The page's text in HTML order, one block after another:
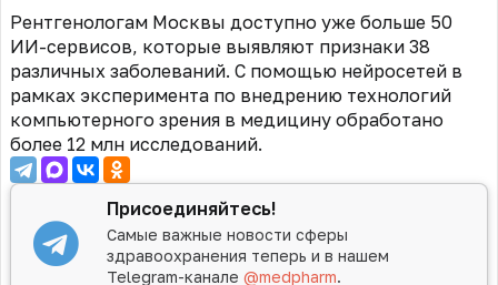
Рентгенологам Москвы доступно уже больше 50
ИИ-сервисов, которые выявляют признаки 38
различных заболеваний. С помощью нейросетей в
рамках эксперимента по внедрению технологий
компьютерного зрения в медицину обработано
более 12 млн исследований.
Присоединяйтесь!
Самые важные новости сферы
здравоохранения теперь и в нашем
Telegram-канале@medpharm.